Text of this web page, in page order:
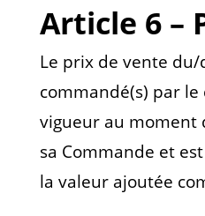
Article 6 –
Le prix de vente du/
commandé(s) par
vigueur au moment
sa Commande et
la valeur ajoutée